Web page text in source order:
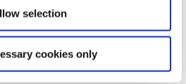
selection
cookies only
polymérisables pour un collage
; uréthanes en
durables et